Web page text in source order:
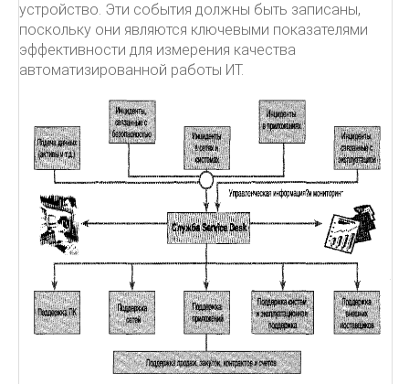
устройство. Эти события должны быть записаны,
поскольку они являются ключевыми показателями
эффективности для измерения качества
автоматизированной работы ИТ.